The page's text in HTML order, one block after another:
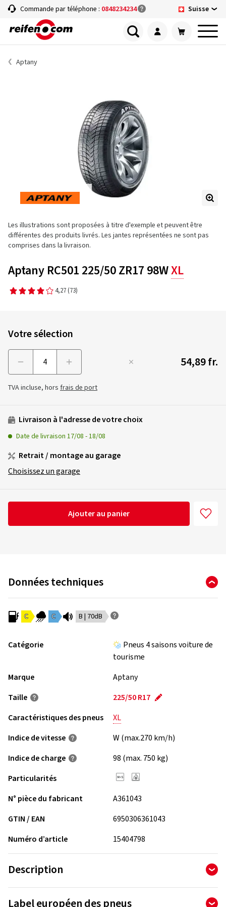
Commande par téléphone : 0848234234 Suisse
Aptany
Les illustrations sont proposées à titre d'exemple et peuvent être
différentes des produits livrés. Les jantes représentées ne sont pas
comprises dans la livraison.
Aptany RC501 225/50 ZR17 98WXL
4,27 (73)
Votre sélection
54,89 fr.
TVA incluse, hors frais de port
Livraison à l'adresse de votre choix
Date de livraison 17/08 -18/08
Retrait / montage au garage
Choisissez un garage
Ajouter au panier
Données techniques
C C B | 70dB
Catégorie
Pneus 4 saisons voiture de
tourisme
Marque
Aptany
Taille
225/50 R17
Caractéristiques des pneus
XL
Indice de vitesse
W (max.270 km/h)
Indice de charge
98 (max. 750 kg)
Particularités
N° pièce du fabricant
A361043
GTIN / EAN
6950306361043
Numéro d’article
15404798
Description
Le Aptany RC501 est un pneu asiatique de qualité. Ce pneu a
été produit par un fabricant expérimenté dans le domaine du
Label européen des pneus